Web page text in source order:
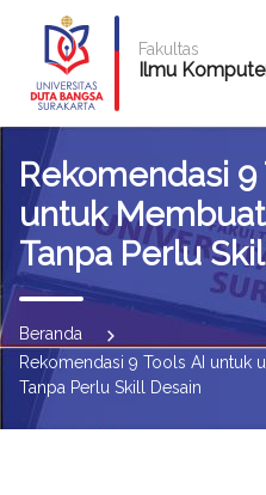
Fakultas
Ilmu
Rekomendasi
untuk
Tanpa Perlu
Beranda
Rekomendasi 9 Tools AI untuk
Tanpa Perlu Skill Desain